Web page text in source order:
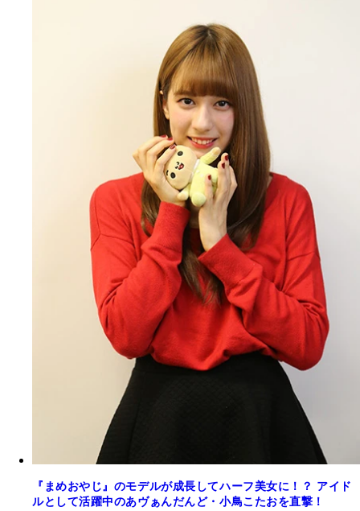
『まめおやじ』のモデルが成長してハーフ美女に！？ アイド
ルとして活躍中のあヴぁんだんど・小鳥こたおを直撃！